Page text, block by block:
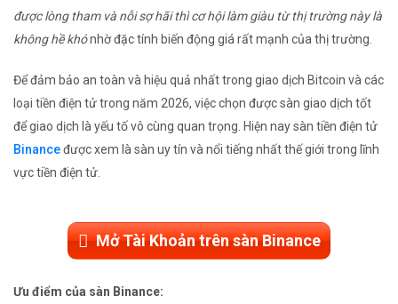
được lòng tham và nỗi sợ hãi thì cơ hội làm giàu từ thị trường này là
không hề khónhờ đặc tính biến động giá rất mạnh của thị trường.
Để đảm bảo an toàn và hiệu quả nhất trong giao dịch Bitcoin và các
loại tiền điện tử trong năm 2026, việc chọn được sàn giao dịch tốt
để giao dịch là yếu tố vô cùng quan trọng. Hiện nay sàn tiền điện tử
Binanceđược xem là sàn uy tín và nổi tiếng nhất thế giới trong lĩnh
vực tiền điện tử.
Mở Tài Khoản trên sàn Binance
Ưu điểm của sàn Binance: